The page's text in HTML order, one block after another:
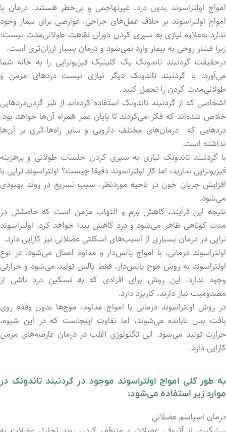
امواج اولتراسوند بدون درد، غیرتهاجمی و بی‌خطر هستند. درمان با
امواج اولتراسوند بر خلاف عمل‌های جراحی، عوارضی برای بیمار وجود
ندارد.به‌علاوه نیازی به سپری کردن دوران نقاهت طولانی‌مدت نیست؛
زیرا فشار روحی به بیمار وارد نمی‌شود و درمان بسیار ارزان‌تری است.
درحقیقت گردنبند تاندونک یک کلینیک فیزیوتراپی را به خانه شما
می‌آورد. با گردنبند تاندونک دیگر نیازی نیست دردهای مزمن و
طولانی‌مدت گردن را تحمل کنید.
اشخاصی که از گردنبند تاندونک استفاده کرده‌اند از شر گردن‌دردهایی
خلاص شده‌اند که فکر می‌کردند تا پایان عمر همراه آن‌ها خواهد بود.
دردهایی که درمان‌های مختلف دارویی و سایر راه‌ها،اثری بر آن‌ها
نداشته است.
با گردنبند تاندونک نیازی به سپری کردن جلسات طولانی و پرهزینه
فیزیوتراپی ندارید، اما کار اولتراسوند دقیقا چیست؟ اولتراسوند تراپی با
افزایش جریان خون در ناحیه موردنظر، سبب تسریع در روند بهبودی
می‌شود.
نتیجه این فرآیند، کاهش ورم و التهاب مزمن است که حاصلش در
مدت کوتاهی ظاهر می‌شود و درد کاهش پیدا خواهد کرد. اولتراسوند
تراپی در درمان بسیاری از آسیب‌های اسکلتی عضلانی نیز کارایی دارد.
اولتراسوند درمانی، با امواج پالس‌دار و مداوم اعمال می‌شود. در نوع
اولتراسوند به روش موج پالس‌دار، فقط پالس تولید می‌شود و حرارتی
وجود ندارد. این روش برای افرادی که به تسکین درد ناشی از
مصدومیت نیاز دارند، کاربرد دارد.
در روش اولتراسوند درمانی با امواج مداوم، موج‌ها بدون وقفه روی
بافت بدن تابانده می‌شوند، اما تفاوت اینجاست که در این شیوه،
حرارت تولید می‌شود. این تکنولوژی اغلب در درمان عارضه‌های مزمن
کارایی دارد.
به طور کلی امواج اولتراسوند موجود در گردنبند تاندونک در
موارد زیر استفاده می‌شود:
درمان اسپاسم عضلانی